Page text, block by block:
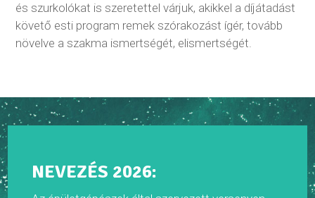
és szurkolókat is szeretettel várjuk, akikkel a díjátadást
követő esti program remek szórakozást ígér, tovább
növelve a szakma ismertségét, elismertségét.
NEVEZÉS 2026: